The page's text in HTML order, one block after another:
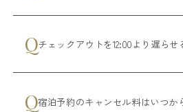
チェックアウトを12:00より遅ら
宿泊予約のキャンセル料はいつか